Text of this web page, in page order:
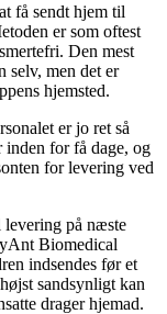
få sendt hjem til
er som oftest
Den mest
selv, men det er
hjemsted.
er jo ret så
for få dage, og
for levering ved
levering på næste
Biomedical
indsendes før et
sandsynligt kan
drager hjemad.